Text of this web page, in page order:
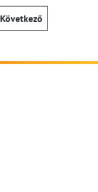
Következő